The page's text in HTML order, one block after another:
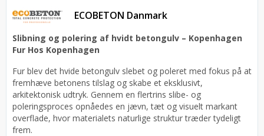
ECOBETON Danmark
Slibning og polering af hvidt betongulv – Kopenhagen
Fur Hos Kopenhagen
Fur blev det hvide betongulv slebet og poleret med fokus på at
fremhæve betonens tilslag og skabe et eksklusivt,
arkitektonisk udtryk. Gennem en flertrins slibe- og
poleringsproces opnåedes en jævn, tæt og visuelt markant
overflade, hvor materialets naturlige struktur træder tydeligt
frem.